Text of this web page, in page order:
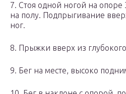
7. Стоя одной ногой на опоре
на полу. Подпрыгивание
ног.
8. Прыжки вверх из
9. Бег на месте, высоко